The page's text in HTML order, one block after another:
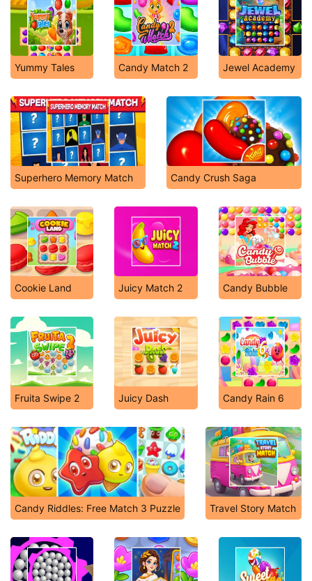
Yummy Tales Candy Match 2 Jewel Academy
Superhero Memory Match Candy Crush Saga
Cookie Land Juicy Match 2 Candy Bubble
Fruita Swipe 2 Juicy Dash Candy Rain 6
Candy Riddles: Free Match 3 Puzzle Travel Story Match